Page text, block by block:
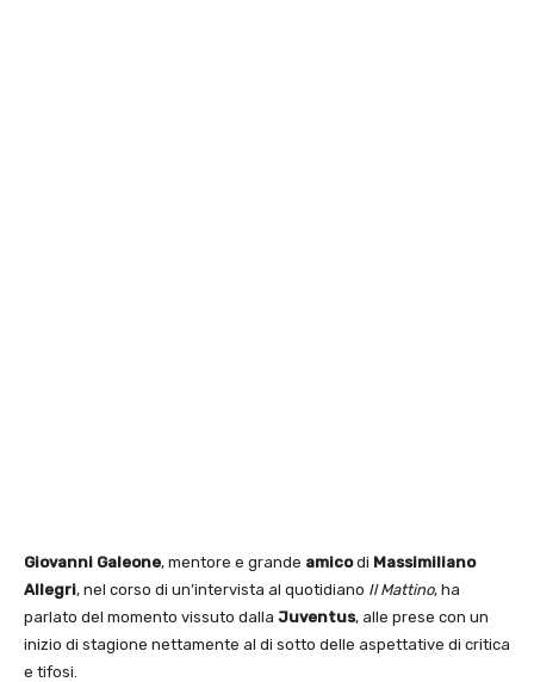
Giovanni Galeone, mentore e grande amicodi Massimiliano
Allegri, nel corso di un’intervista al quotidiano Il Mattino, ha
parlato del momento vissuto dalla Juventus, alle prese con un
inizio di stagione nettamente al di sotto delle aspettative di critica
e tifosi.